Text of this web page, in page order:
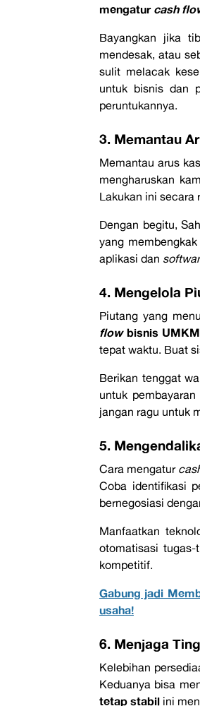
mengatur cash
Bayangkan jika
mendesak, atau
sulit melacak
untuk bisnis dan
peruntukannya.
3. Memantau
Memantau arus
mengharuskan
Lakukan ini secara
Dengan begitu,
yang
aplikasi dan
4. Mengelola
Piutang yang
flowbisnis
tepat waktu. Buat
Berikan tenggat
untuk
jangan ragu untuk
5.
Cara mengatur
Coba identifikasi
bernegosiasi
Manfaatkan
otomatisasi
kompetitif.
Gabung jadi
usaha!
6. Menjaga
Kelebihan
Keduanya bisa
tetap stabilini